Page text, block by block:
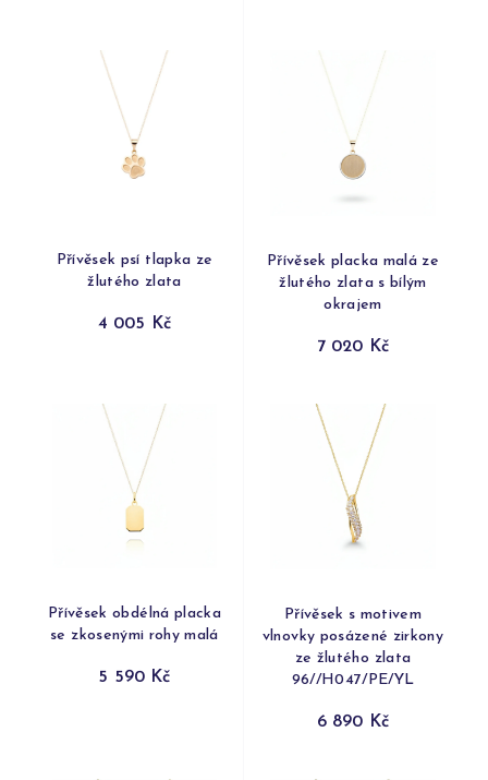
Přívěsek psí tlapka ze
žlutého zlata
4 005 Kč
Přívěsek placka malá ze
žlutého zlata s bílým
okrajem
7 020 Kč
Přívěsek obdélná placka
se zkosenými rohy malá
5 590 Kč
Přívěsek s motivem
vlnovky posázené zirkony
ze žlutého zlata
96//H047/PE/YL
6 890 Kč